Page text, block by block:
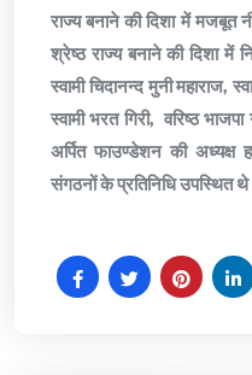
राज्य बनाने की दिशा में मजबूत
श्रेष्ठ राज्य बनाने की दिशा में
स्वामी चिदानन्द मुनी महाराज,
स्वामी भरत गिरी, वरिष्ठ
अर्पित फाउण्डेशन की
संगठनों के प्रतिनिधि उपस्थित